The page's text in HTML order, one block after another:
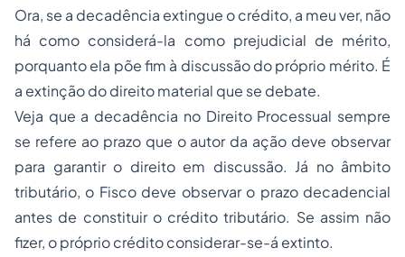
Ora, se a decadência extingue o crédito, a meu ver, não
há como considerá-la como prejudicial de mérito,
porquanto ela põe fim à discussão do próprio mérito. É
a extinção do direito material que se debate.
Veja que a decadência no Direito Processual sempre
se refere ao prazo que o autor da ação deve observar
para garantir o direito em discussão. Já no âmbito
tributário, o Fisco deve observar o prazo decadencial
antes de constituir o crédito tributário. Se assim não
fizer, o próprio crédito considerar-se-á extinto.